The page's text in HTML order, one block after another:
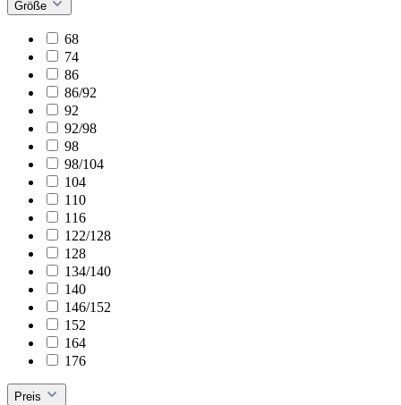
Größe
68
74
86
86/92
92
92/98
98
98/104
104
110
116
122/128
128
134/140
140
146/152
152
164
176
Preis